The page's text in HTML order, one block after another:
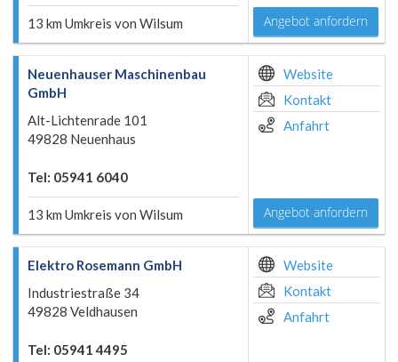
13 km Umkreis von Wilsum Angebot anfordern
Neuenhauser Maschinenbau
GmbH
Alt-Lichtenrade 101
49828 Neuenhaus
Tel: 05941 6040
13 km Umkreis von Wilsum
Website
Kontakt
Anfahrt
Angebot anfordern
Elektro Rosemann GmbH
Industriestraße 34
49828 Veldhausen
Tel: 05941 4495
Website
Kontakt
Anfahrt